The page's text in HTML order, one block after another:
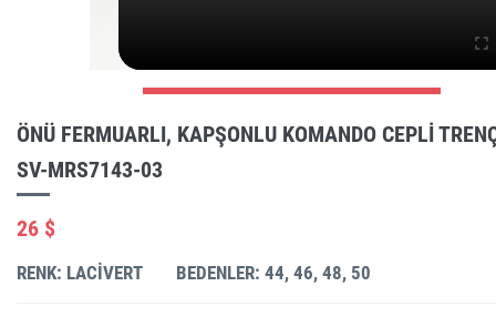
ÖNÜ FERMUARLI, KAPŞONLU KOMANDO CEPLI
SV-MRS7143-03
26 $
RENK: LACIVERT BEDENLER: 44, 46, 48, 50